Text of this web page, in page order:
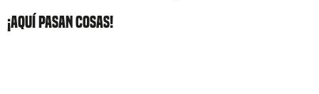
¡AQUÍ PASAN COSAS!